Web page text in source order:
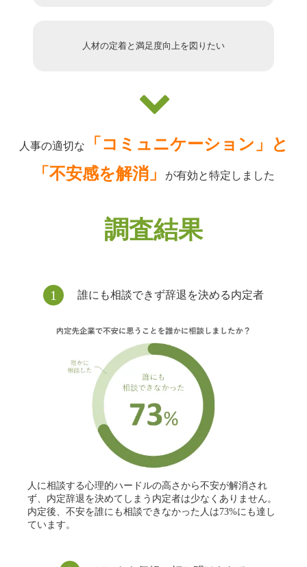
人材の定着と満足度向上を図りたい
人事の適切な
「コミュニケーション」と
「不安感を解消」
が有効と特定しました
調査結果
1 誰にも相談できず辞退を決める内定者
⼈に相談する⼼理的ハードルの⾼さから不安が解消され
ず、内定辞退を決めてしまう内定者は少なくありません。
内定後、不安を誰にも相談できなかった⼈は73%にも達し
ています。